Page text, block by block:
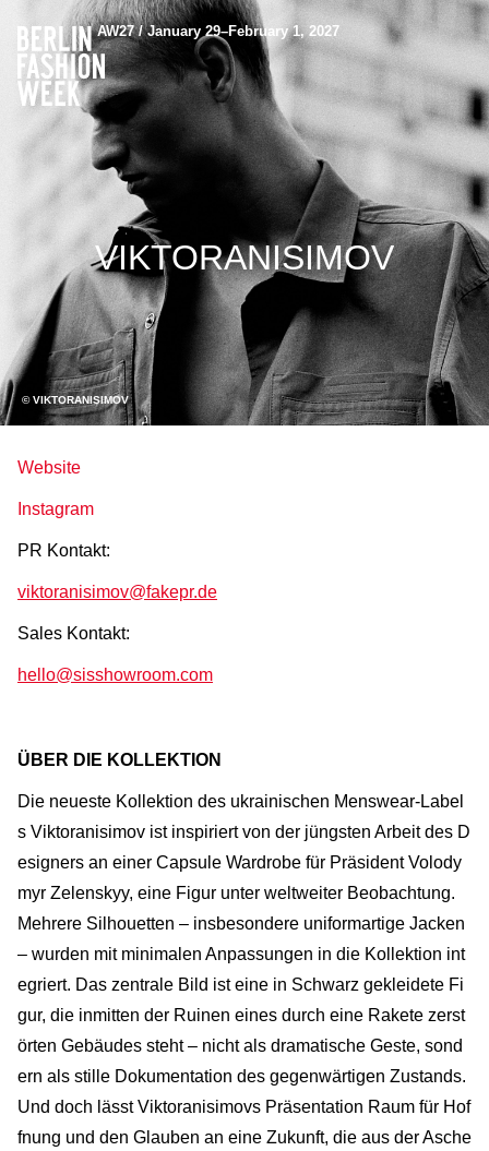
AW27 / January 29–February 1, 2027
VIKTORANISIMOV
© VIKTORANISIMOV
Website
Instagram
PR Kontakt:
viktoranisimov@fakepr.de
Sales Kontakt:
hello@sisshowroom.com
ÜBER DIE KOLLEKTION
Die neueste Kollektion des ukrainischen Menswear-Label
s Viktoranisimov ist inspiriert von der jüngsten Arbeit des D
esigners an einer Capsule Wardrobe für Präsident Volody
myr Zelenskyy, eine Figur unter weltweiter Beobachtung.
Mehrere Silhouetten – insbesondere uniformartige Jacken
– wurden mit minimalen Anpassungen in die Kollektion int
egriert. Das zentrale Bild ist eine in Schwarz gekleidete Fi
gur, die inmitten der Ruinen eines durch eine Rakete zerst
örten Gebäudes steht – nicht als dramatische Geste, sond
ern als stille Dokumentation des gegenwärtigen Zustands.
Und doch lässt Viktoranisimovs Präsentation Raum für Hof
fnung und den Glauben an eine Zukunft, die aus der Asche